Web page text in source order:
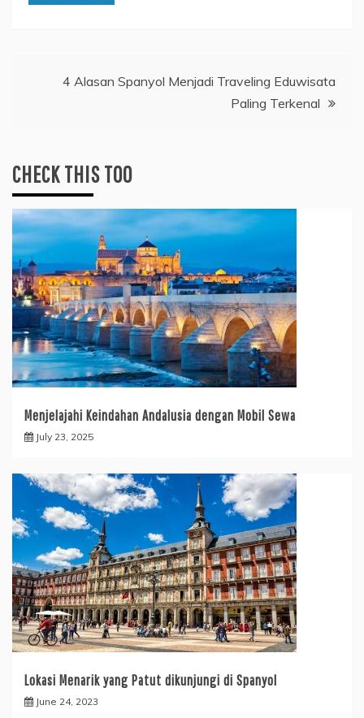
4 Alasan Spanyol Menjadi Traveling Eduwisata
Paling Terkenal
CHECK THIS TOO
Menjelajahi Keindahan Andalusia dengan Mobil Sewa
July 23, 2025
Lokasi Menarik yang Patut dikunjungi di Spanyol
June 24, 2023